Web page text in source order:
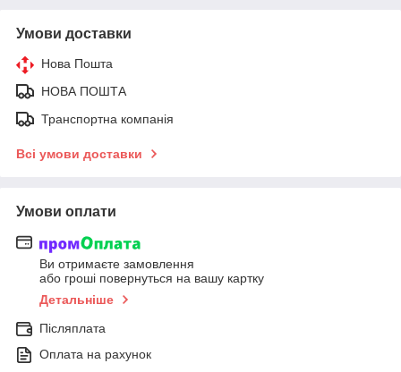
Умови доставки
Нова Пошта
НОВА ПОШТА
Транспортна компанія
Всі умови доставки
Умови оплати
Ви отримаєте замовлення
або гроші повернуться на вашу картку
Детальніше
Післяплата
Оплата на рахунок